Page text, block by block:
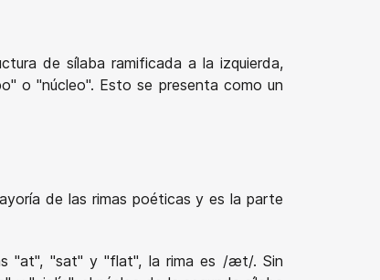
de sílaba ramificada a la izquierda,
o "núcleo". Esto se presenta como un
de las rimas poéticas y es la parte
"at", "sat" y "flat", la rima es /æt/. Sin